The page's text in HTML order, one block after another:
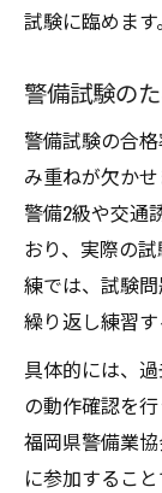
試験に臨めます。
警備試験の
警備試験の合
み重ねが欠か
警備2級や交通
おり、実際の
練では、試験
繰り返し練習す
具体的には、
の動作確認を
福岡県警備業
に参加するこ